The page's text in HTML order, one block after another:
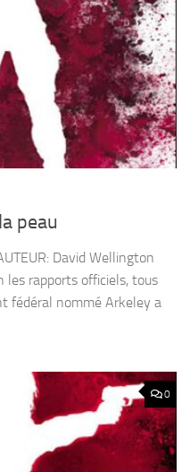
peau
David Wellington
les rapports officiels, tous
fédéral nommé Arkeley a
0